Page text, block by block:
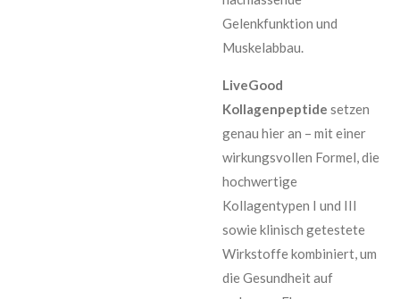
Gelenkfunktion und
Muskelabbau.
LiveGood
Kollagenpeptide setzen
genau hier an – mit einer
wirkungsvollen Formel, die
hochwertige
Kollagentypen I und III
sowie klinisch getestete
Wirkstoffe kombiniert, um
die Gesundheit auf